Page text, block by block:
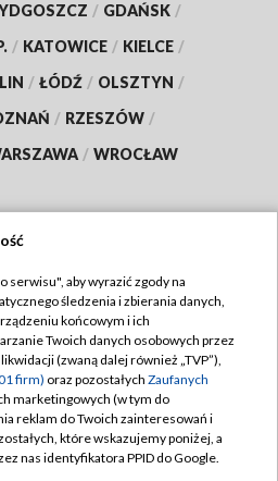
/ GDAŃSK /
/ KATOWICE / KIELCE /
/ ŁÓDŹ / OLSZTYN /
/ RZESZÓW /
/ WROCŁAW
TVP
TVP
prywatności
zgody
Pomoc
serwisu", aby wyrazić zgody na
śledzenia i zbierania danych,
końcowym i ich
Twoich danych osobowych przez
(zwaną dalej również „TVP”),
firm) oraz pozostałych Zaufanych
marketingowych (w tym do
reklam do Twoich zainteresowań i
które wskazujemy poniżej, a
nas identyfikatora PPID do Google.